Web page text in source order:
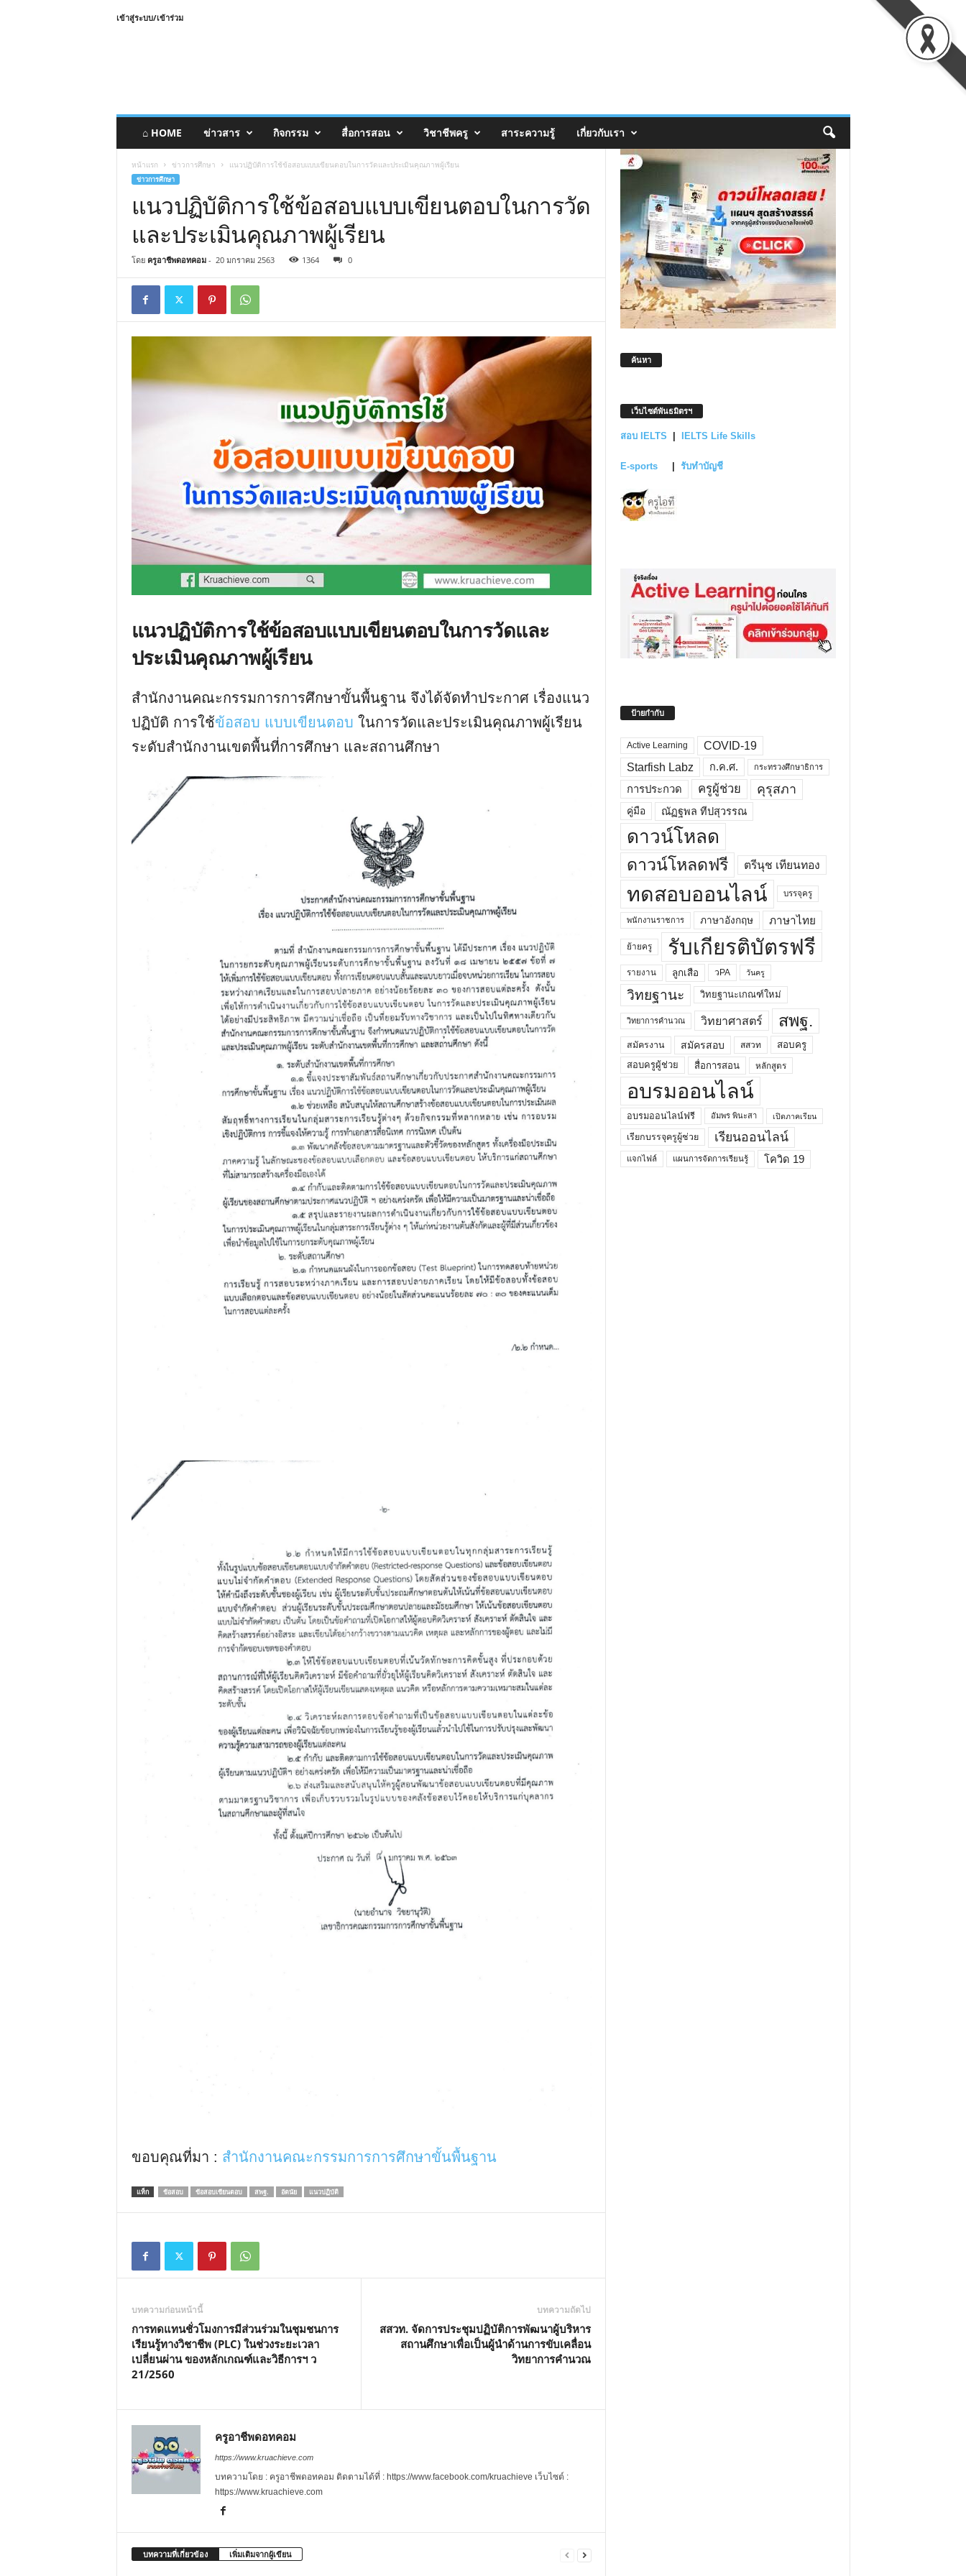
เข้าสู่ระบบ/เข้าร่วม
⌂ HOME ข่าวสาร กิจกรรม สื่อการสอน วิชาชีพครู สาระความรู้ เกี่ยวกับเรา
หน้าแรก ข่าวการศึกษา แนวปฏิบัติการใช้ข้อสอบแบบเขียนตอบในการวัดและประเมินคุณภาพผู้เรียน
ข่าวการศึกษา
แนวปฏิบัติการใช้ข้อสอบแบบเขียนตอบในการวัด
และประเมินคุณภาพผู้เรียน
โดย ครูอาชีพดอทคอม- 20 มกราคม 2563 1364 0
แนวปฏิบัติการใช้ข้อสอบแบบเขียนตอบในการวัดและ
ประเมินคุณภาพผู้เรียน
สำนักงานคณะกรรมการการศึกษาขั้นพื้นฐาน จึงได้จัดทำประกาศ เรื่องแนว
ปฏิบัติ การใช้ข้อสอบ แบบเขียนตอบ ในการวัดและประเมินคุณภาพผู้เรียน
ระดับสำนักงานเขตพื้นที่การศึกษา และสถานศึกษา
ขอบคุณที่มา : สำนักงานคณะกรรมการการศึกษาขั้นพื้นฐาน
แท็ก ข้อสอบ ข้อสอบเขียนตอบ สพฐ. อัตนัย แนวปฏิบัติ
บทความก่อนหน้านี้
การทดแทนชั่วโมงการมีส่วนร่วมในชุมชนการ
เรียนรู้ทางวิชาชีพ (PLC) ในช่วงระยะเวลา
เปลี่ยนผ่าน ของหลักเกณฑ์และวิธีการฯ ว
21/2560
บทความถัดไป
สสวท. จัดการประชุมปฏิบัติการพัฒนาผู้บริหาร
สถานศึกษาเพื่อเป็นผู้นำด้านการขับเคลื่อน
วิทยาการคำนวณ
ครูอาชีพดอทคอม
https://www.kruachieve.com
บทความโดย : ครูอาชีพดอทคอม ติดตามได้ที่ : https://www.facebook.com/kruachieve เว็บไซต์ :
https://www.kruachieve.com
บทความที่เกี่ยวข้อง เพิ่มเติมจากผู้เขียน
ค้นหา
เว็บไซต์พันธมิตรฯ
สอบ IELTS IELTS Life Skills
E-sports รับทำบัญชี
ป้ายกำกับ
Active Learning
COVID-19
Starfish Labz
ก.ค.ศ. กระทรวงศึกษาธิการ
การประกวด ครูผู้ช่วย คุรุสภา
คู่มือ ณัฏฐพล ทีปสุวรรณ
ดาวน์โหลด
ดาวน์โหลดฟรี ตรีนุช เทียนทอง
ทดสอบออนไลน์ บรรจุครู
พนักงานราชการ ภาษาอังกฤษ ภาษาไทย
ย้ายครู รับเกียรติบัตรฟรี
รายงาน ลูกเสือ วPA วันครู
วิทยฐานะ วิทยฐานะเกณฑ์ใหม่
วิทยาการคำนวณ วิทยาศาสตร์ สพฐ.
สมัครงาน สมัครสอบ สสวท
สอบครู
สอบครูผู้ช่วย
สื่อการสอน หลักสูตร
อบรมออนไลน์
อบรมออนไลน์ฟรี อัมพร พินะสา เปิดภาคเรียน
เรียกบรรจุครูผู้ช่วย เรียนออนไลน์
แจกไฟล์ แผนการจัดการเรียนรู้ โควิด 19